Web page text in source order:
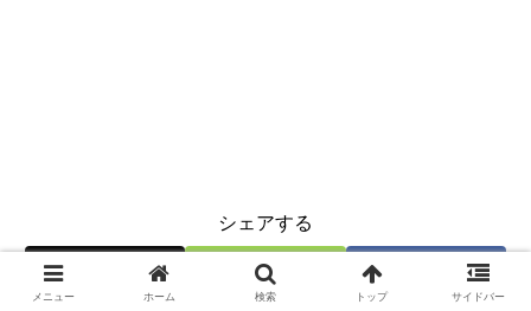
シェアする
Misskey Facebook
メニュー ホーム 検索 トップ サイドバー